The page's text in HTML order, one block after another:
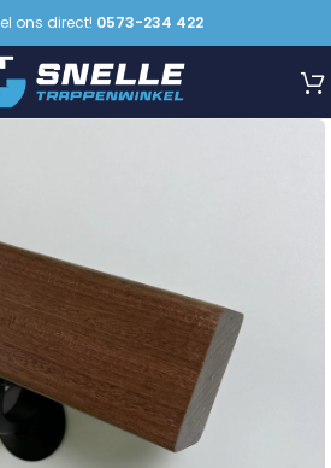
el ons direct! 0573-234 422